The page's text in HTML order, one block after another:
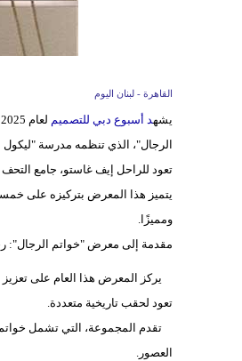
القاهرة - لبنان اليوم
يشهد أسبوع دبي للتصميم لعام 2025 حدثًا غير مسبوق يمزج بين الأصالة والابتكار في عالم
تعود للراحل إيف غاستو، جامع
يتميز هذا المعرض بتركيزه على
ومميزًا.
مقدمة إلى معرض "خواتم الرجال":
يركز المعرض هذا العام على تعزيز
تعود لحقب تاريخية متعددة.
تقدم المجموعة، التي تشمل خواتم
العصور.